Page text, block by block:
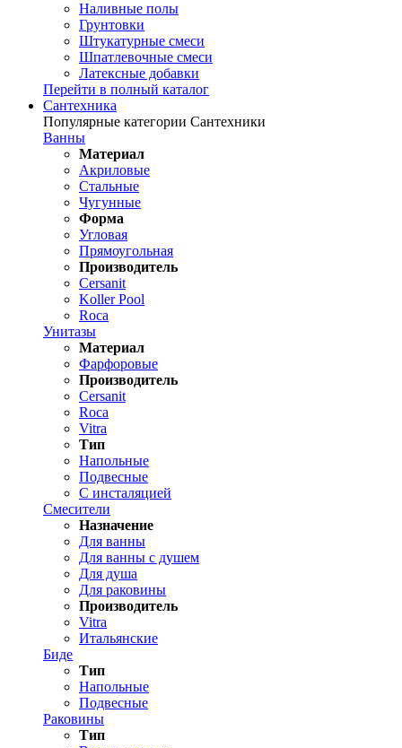
Наливные полы
Грунтовки
Штукатурные смеси
Шпатлевочные смеси
Латексные добавки
Перейти в полный каталог
Сантехника
Популярные категории Сантехники
Ванны
Материал
Акриловые
Стальные
Чугунные
Форма
Угловая
Прямоугольная
Производитель
Cersanit
Koller Pool
Roca
Унитазы
Материал
Фарфоровые
Производитель
Cersanit
Roca
Vitra
Тип
Напольные
Подвесные
С инсталяцией
Смесители
Назначение
Для ванны
Для ванны с душем
Для душа
Для раковины
Производитель
Vitra
Итальянские
Биде
Тип
Напольные
Подвесные
Раковины
Тип